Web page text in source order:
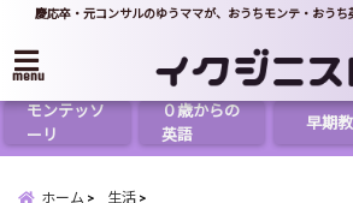
慶応卒・元コンサルのゆうママが、おうちモンテ・おう
menu
モンテッソ
ーリ
０歳からの
英語
早期
ホーム 生活